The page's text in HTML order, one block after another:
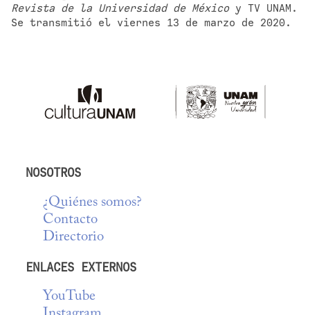
Revista de la Universidad de México y TV UNAM.
Se transmitió el viernes 13 de marzo de 2020.
NOSOTROS
¿Quiénes somos?
Contacto
Directorio
ENLACES EXTERNOS
YouTube